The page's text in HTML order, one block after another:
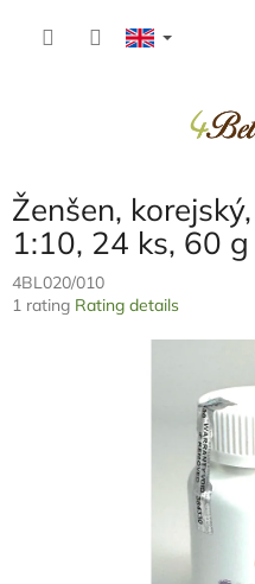
Ženšen,
1:10, 24 ks, 60 g
4BL020/010
The
1 rating Rating details